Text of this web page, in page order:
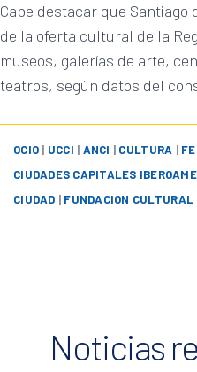
Cabe destacar que Santiago
de la oferta cultural de la
museos, galerías de arte,
teatros, según datos del
OCIO | UCCI | ANCI | CULTURA |
CIUDADES CAPITALES
CIUDAD | FUNDACION CULTURAL
Noticias